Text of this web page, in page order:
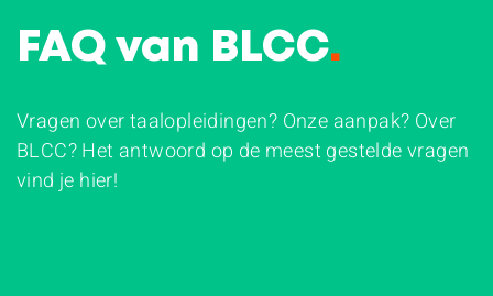
FAQ van BLCC.
Vragen over taalopleidingen? Onze aanpak? Over
BLCC? Het antwoord op de meest gestelde vragen
vind je hier!